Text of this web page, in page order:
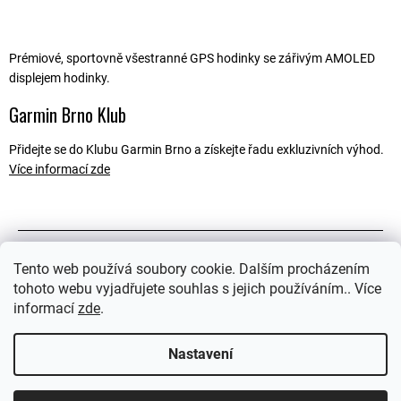
Tento web používá soubory cookie. Dalším procházením
tohoto webu vyjadřujete souhlas s jejich používáním.. Více
informací zde.
Nastavení
Prémiové, sportovně všestranné GPS hodinky se zářivým AMOLED
displejem hodinky.
Garmin Brno Klub
Přidejte se do Klubu Garmin Brno a získejte řadu exkluzivních výhod.
Více informací zde
Související soubory (2)